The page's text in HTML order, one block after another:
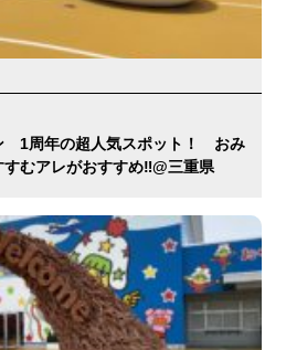
1周年の超人気スポット！ おみ
むアレがおすすめ‼︎@三重県